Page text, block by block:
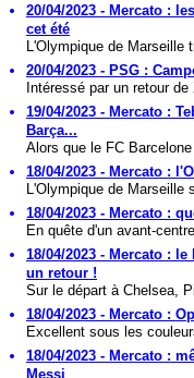
20/04/2023 - Mercato :
cet été
L'Olympique de Marseille
20/04/2023 - PSG :
Intéressé par un retour
19/04/2023 - Mercato :
Barça...
Alors que le FC
18/04/2023 - Mercato :
L'Olympique de Marseille
18/04/2023 - Mercato :
En quête d'un avant-
18/04/2023 - Mercato :
un retour !
Sur le départ à Chelsea,
18/04/2023 - Mercato :
Excellent sous les
18/04/2023 - Mercato :
Messi